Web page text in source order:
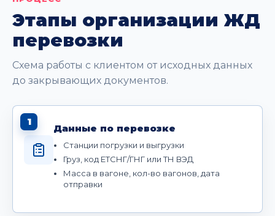
Этапы организации ЖД
перевозки
Схема работы с клиентом от исходных данных
до закрывающих документов.
1
Данные по перевозке
Станции погрузки и выгрузки
Груз, код ЕТСНГ/ГНГ или ТН ВЭД
Масса в вагоне, кол-во вагонов, дата
отправки